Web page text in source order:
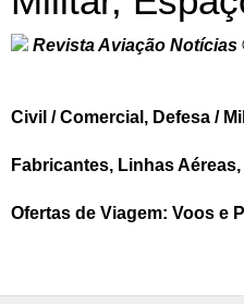
Revista Aviação Notícias
Civil / Comercial, Defesa /
Fabricantes, Linhas
Ofertas de Viagem: Voos e